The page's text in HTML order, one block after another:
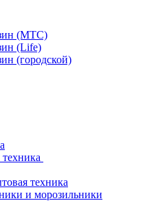
(МТС)
(Life)
(городской)
техника
и морозильники